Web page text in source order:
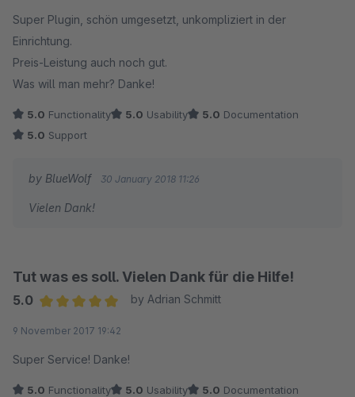
Super Plugin, schön umgesetzt, unkompliziert in der
Einrichtung.
Preis-Leistung auch noch gut.
Was will man mehr? Danke!
5.0 Functionality 5.0 Usability 5.0 Documentation
5.0 Support
by BlueWolf 30 January 2018 11:26
Vielen Dank!
Tut was es soll. Vielen Dank für die Hilfe!
5.0
by Adrian Schmitt
9 November 2017 19:42
Super Service! Danke!
5.0 Functionality 5.0 Usability 5.0 Documentation